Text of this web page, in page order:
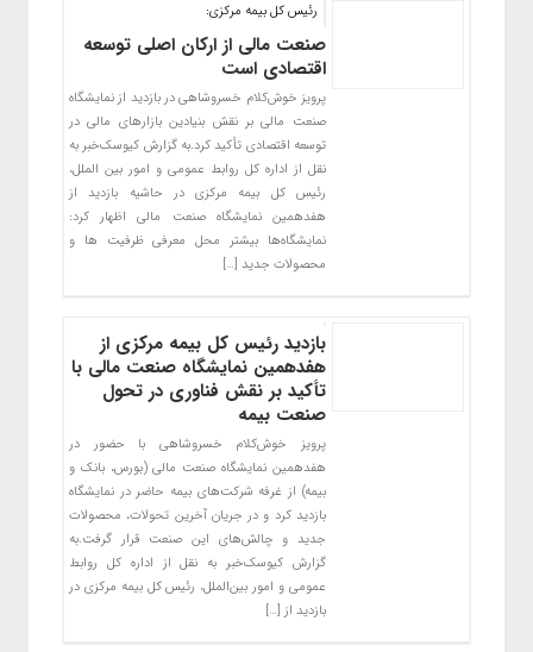
رئیس کل بیمه مرکزی:
صنعت مالی از ارکان اصلی توسعه
اقتصادی است
پرویز خوش‌کلام خسروشاهی در بازدید از نمایشگاه
صنعت مالی بر نقش بنیادین بازارهای مالی در
توسعه اقتصادی تأکید کرد.به گزارش کیوسک‌خبر به
نقل از اداره کل روابط عمومی و امور بین الملل،
رئیس کل بیمه مرکزی در حاشیه بازدید از
هفدهمین نمایشگاه صنعت مالی اظهار کرد:
نمایشگاه‌ها بیشتر محل معرفی ظرفیت ها و‌
محصولات جدید […]
بازدید رئیس کل بیمه مرکزی از
هفدهمین نمایشگاه صنعت مالی با
تأکید بر نقش فناوری در تحول
صنعت بیمه
پرویز خوش‌کلام خسروشاهی با حضور در
هفدهمین نمایشگاه صنعت مالی (بورس، بانک و
بیمه) از غرفه‌ شرکت‌های بیمه حاضر در نمایشگاه
بازدید کرد و در جریان آخرین تحولات، محصولات
جدید و چالش‌های این صنعت قرار گرفت.به
گزارش کیوسک‌خبر به نقل از اداره کل روابط
عمومی و امور بین‌الملل، رئیس کل بیمه مرکزی در
بازدید از […]